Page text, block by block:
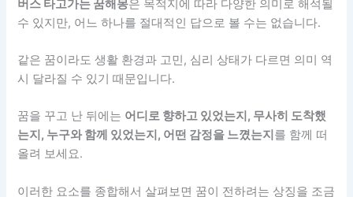
버스 타고가는 꿈해몽은 목적지에 따라 다양한 의미로 해석될
수 있지만, 어느 하나를 절대적인 답으로 볼 수는 없습니다.
같은 꿈이라도 생활 환경과 고민, 심리 상태가 다르면 의미 역
시 달라질 수 있기 때문입니다.
꿈을 꾸고 난 뒤에는 어디로 향하고 있었는지, 무사히 도착했
는지, 누구와 함께 있었는지, 어떤 감정을 느꼈는지 를 함께 떠
올려 보세요.
이러한 요소를 종합해서 살펴보면 꿈이 전하려는 상징을 조금